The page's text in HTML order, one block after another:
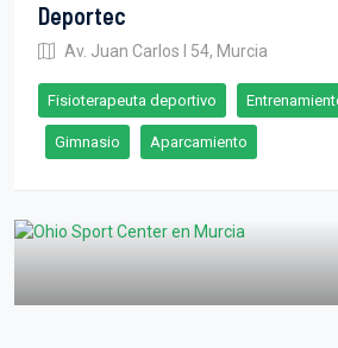
Deportec
Av. Juan Carlos I 54, Murcia
Fisioterapeuta deportivo
Gimnasio Aparcamiento